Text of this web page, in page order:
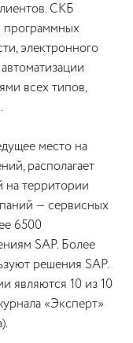
СКБ
программных
электронного
всех типов,
место на
располагает
на территории
— сервисных
6500
SAP. Более
решения SAP.
являются 10 из 10
«Эксперт»